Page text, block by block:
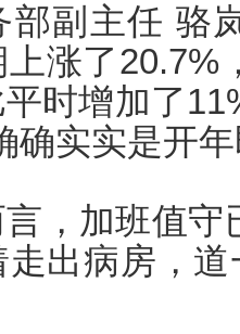
部副主任 骆
涨了
时增加了
确实实是开
，加班值
出病房，道